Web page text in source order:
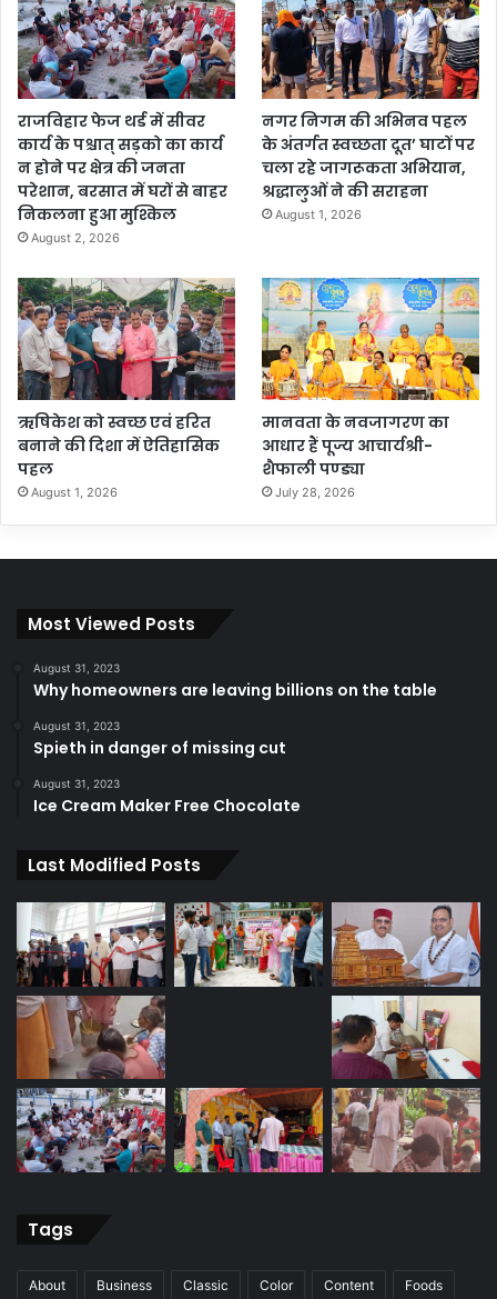
राजविहार फेज थर्ड में सीवर
कार्य के पश्चात् सड़को का कार्य
न होने पर क्षेत्र की जनता
परेशान, बरसात में घरों से बाहर
निकलना हुआ मुश्किल
August 2, 2026
नगर निगम की अभिनव पहल
के अंतर्गत स्वच्छता दूत’ घाटों पर
चला रहे जागरूकता अभियान,
श्रद्धालुओं ने की सराहना
August 1, 2026
ऋषिकेश को स्वच्छ एवं हरित
बनाने की दिशा में ऐतिहासिक
पहल
August 1, 2026
मानवता के नवजागरण का
आधार हैं पूज्य आचार्यश्री-
शैफाली पण्ड्या
July 28, 2026
Most Viewed Posts
August 31, 2023
Why homeowners are leaving billions on the table
August 31, 2023
Spieth in danger of missing cut
August 31, 2023
Ice Cream Maker Free Chocolate
Last Modified Posts
Tags
About Business Classic Color Content Foods